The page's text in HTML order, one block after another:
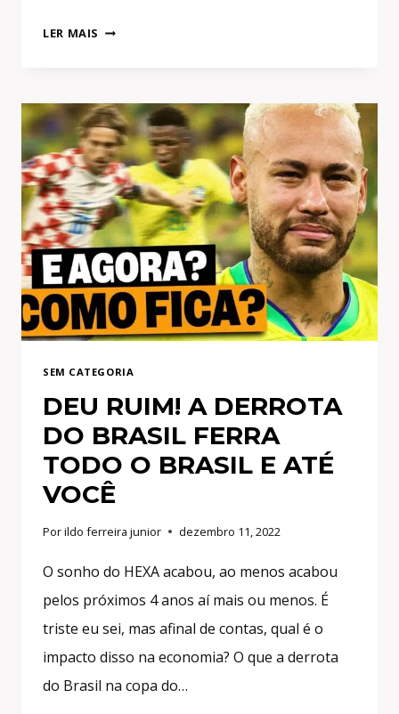
LER MAIS
O
PRÊMIO
DA
MEGA
SENA
NA
RENDA
FIXA?
SEM CATEGORIA
DEU RUIM! A DERROTA
DO BRASIL FERRA
TODO O BRASIL E ATÉ
VOCÊ
Porildo ferreira junior dezembro 11, 2022
O sonho do HEXA acabou, ao menos acabou
pelos próximos 4 anos aí mais ou menos. É
triste eu sei, mas afinal de contas, qual é o
impacto disso na economia? O que a derrota
do Brasil na copa do…